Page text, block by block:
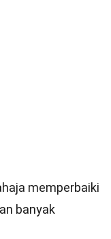
memperbaiki
banyak